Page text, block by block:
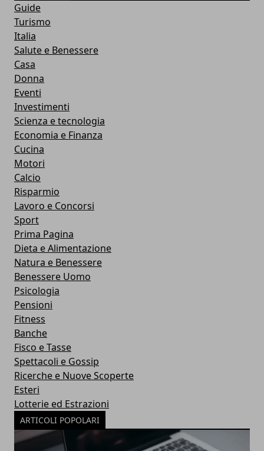
Guide
Turismo
Italia
Salute e Benessere
Casa
Donna
Eventi
Investimenti
Scienza e tecnologia
Economia e Finanza
Cucina
Motori
Calcio
Risparmio
Lavoro e Concorsi
Sport
Prima Pagina
Dieta e Alimentazione
Natura e Benessere
Benessere Uomo
Psicologia
Pensioni
Fitness
Banche
Fisco e Tasse
Spettacoli e Gossip
Ricerche e Nuove Scoperte
Esteri
Lotterie ed Estrazioni
ARTICOLI POPOLARI